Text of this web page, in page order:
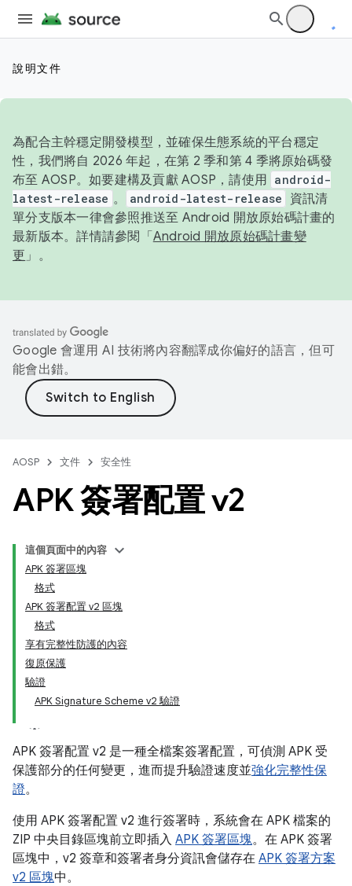
說明文件
為配合主幹穩定開發模型，並確保生態系統的平台穩定
性，我們將自 2026 年起，在第 2 季和第 4 季將原始碼發
布至 AOSP。如要建構及貢獻 AOSP，請使用 android-
latest-release 。 android-latest-release
資訊清
單分支版本一律會參照推送至 Android 開放原始碼計畫的
最新版本。詳情請參閱「 Android 開放原始碼計畫變
更 」。
Google 會運用 AI 技術將內容翻譯成你偏好的語言，但可
能會出錯。
AOSP 文件 安全性
APK 簽署配置 v2
這個頁面中的內容
APK 簽署區塊
格式
APK 簽署配置 v2 區塊
格式
享有完整性防護的內容
復原保護
驗證
APK Signature Scheme v2 驗證
APK 簽署配置 v2 是一種全檔案簽署配置，可偵測 APK 受
保護部分的任何變更，進而提升驗證速度並強化完整性保
證。
使用 APK 簽署配置 v2 進行簽署時，系統會在 APK 檔案的
ZIP 中央目錄區塊前立即插入 APK 簽署區塊。在 APK 簽署
區塊中，v2 簽章和簽署者身分資訊會儲存在 APK 簽署方案
v2 區塊中。